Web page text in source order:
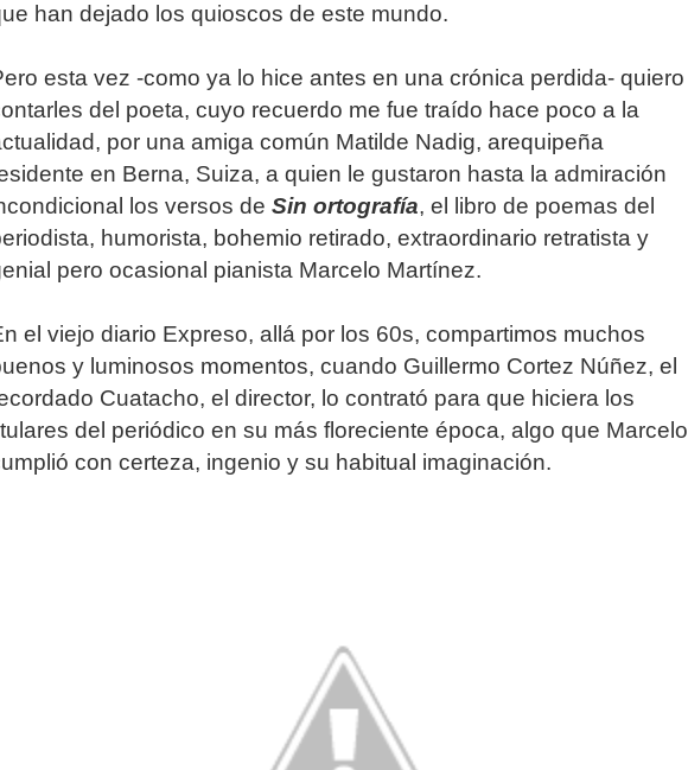
han dejado los quioscos de este mundo.
esta vez -como ya lo hice antes en una crónica perdida- quiero
del poeta, cuyo recuerdo me fue traído hace poco a la
por una amiga común Matilde Nadig, arequipeña
en Berna, Suiza, a quien le gustaron hasta la admiración
los versos de Sin ortografía, el libro de poemas del
humorista, bohemio retirado, extraordinario retratista y
pero ocasional pianista Marcelo Martínez.
el viejo diario Expreso, allá por los 60s, compartimos muchos
y luminosos momentos, cuando Guillermo Cortez Núñez, el
Cuatacho, el director, lo contrató para que hiciera los
del periódico en su más floreciente época, algo que Marcelo
con certeza, ingenio y su habitual imaginación.